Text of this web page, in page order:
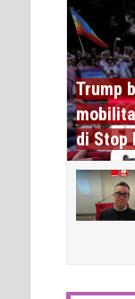
Trump
di Stop